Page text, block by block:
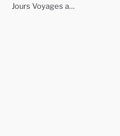
Jours Voyages a…